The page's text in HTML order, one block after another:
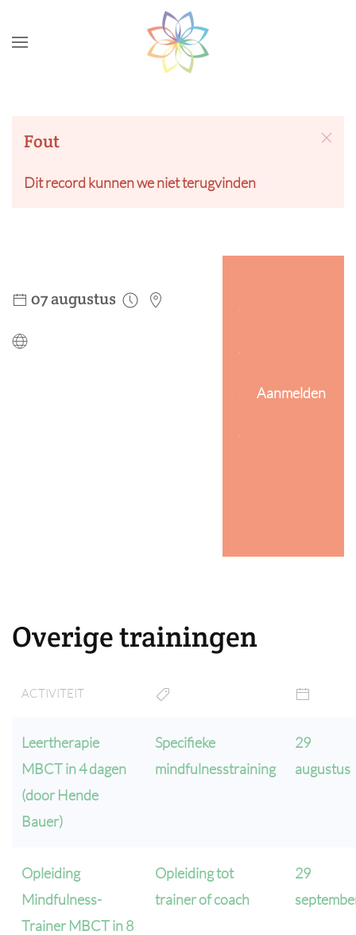
Skip to main content
Fout
Dit record kunnen we niet terugvinden
07 augustus
Aanmelden
Overige trainingen
ACTIVITEIT
Leertherapie
MBCT in 4 dagen
(door Hende
Bauer)
Specifieke
mindfulnesstraining
29
augustus
Opleiding
Mindfulness-
Trainer MBCT in 8
Opleiding tot
trainer of coach
29